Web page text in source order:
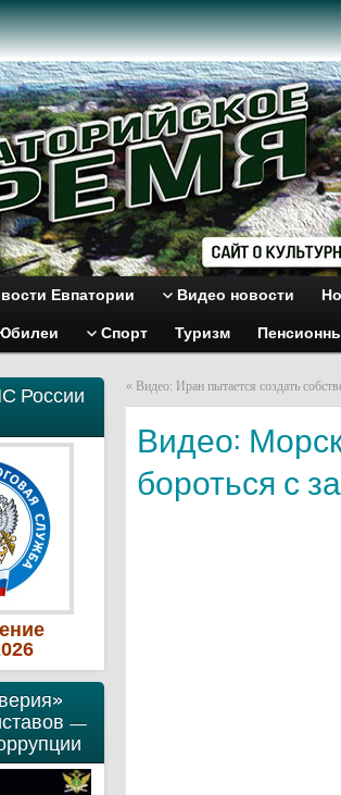
Евпатории Видео новости
Спорт Туризм
России
—
« Видео: Иран пытается создать
Видео:
бороться с